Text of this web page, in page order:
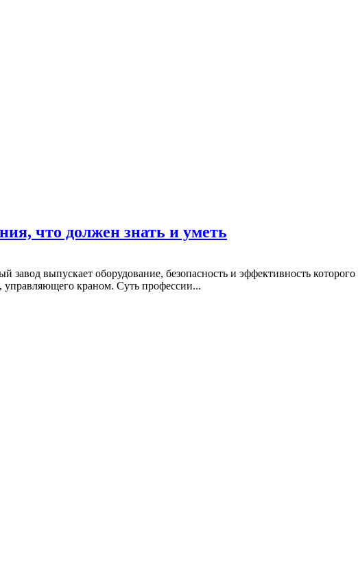
что должен знать и уметь
выпускает оборудование, безопасность и эффективность которого
управляющего краном. Суть профессии...